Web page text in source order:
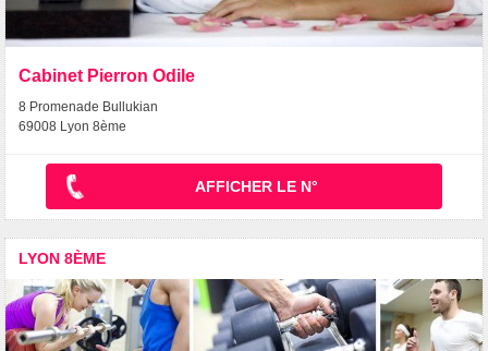
Cabinet Pierron Odile
8 Promenade Bullukian
69008 Lyon 8ème
AFFICHER LE N°
LYON 8ÈME